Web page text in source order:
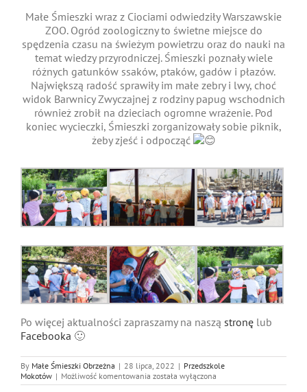
Małe Śmieszki wraz z Ciociami odwiedziły Warszawskie
ZOO. Ogród zoologiczny to świetne miejsce do
spędzenia czasu na świeżym powietrzu oraz do nauki na
temat wiedzy przyrodniczej. Śmieszki poznały wiele
różnych gatunków ssaków, ptaków, gadów i płazów.
Największą radość sprawiły im małe zebry i lwy, choć
widok Barwnicy Zwyczajnej z rodziny papug wschodnich
również zrobił na dzieciach ogromne wrażenie. Pod
koniec wycieczki, Śmieszki zorganizowały sobie piknik,
żeby zjeść i odpocząć
Po więcej aktualności zapraszamy na naszą stronę lub
Facebooka 🙂
By Małe Śmieszki Obrzeżna | 28 lipca, 2022 | Przedszkole
Mokotów | Możliwość komentowania Przedszkolna
wycieczka
została wyłączona